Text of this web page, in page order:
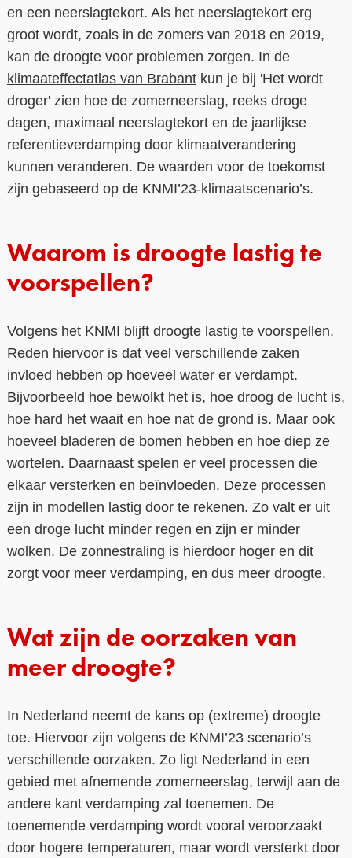
en een neerslagtekort. Als het neerslagtekort erg
groot wordt, zoals in de zomers van 2018 en 2019,
kan de droogte voor problemen zorgen. In de
klimaateffectatlas van Brabantkun je bij 'Het wordt
droger' zien hoe de zomerneerslag, reeks droge
dagen, maximaal neerslagtekort en de jaarlijkse
referentieverdamping door klimaatverandering
kunnen veranderen. De waarden voor de toekomst
zijn gebaseerd op de KNMI’23-klimaatscenario’s.
Waarom is droogte lastig te
voorspellen?
Volgens het KNMI blijft droogte lastig te voorspellen.
Reden hiervoor is dat veel verschillende zaken
invloed hebben op hoeveel water er verdampt.
Bijvoorbeeld hoe bewolkt het is, hoe droog de lucht is,
hoe hard het waait en hoe nat de grond is. Maar ook
hoeveel bladeren de bomen hebben en hoe diep ze
wortelen. Daarnaast spelen er veel processen die
elkaar versterken en beïnvloeden. Deze processen
zijn in modellen lastig door te rekenen. Zo valt er uit
een droge lucht minder regen en zijn er minder
wolken. De zonnestraling is hierdoor hoger en dit
zorgt voor meer verdamping, en dus meer droogte.
Wat zijn de oorzaken van
meer droogte?
In Nederland neemt de kans op (extreme) droogte
toe. Hiervoor zijn volgens de KNMI’23 scenario’s
verschillende oorzaken. Zo ligt Nederland in een
gebied met afnemende zomerneerslag, terwijl aan de
andere kant verdamping zal toenemen. De
toenemende verdamping wordt vooral veroorzaakt
door hogere temperaturen, maar wordt versterkt door